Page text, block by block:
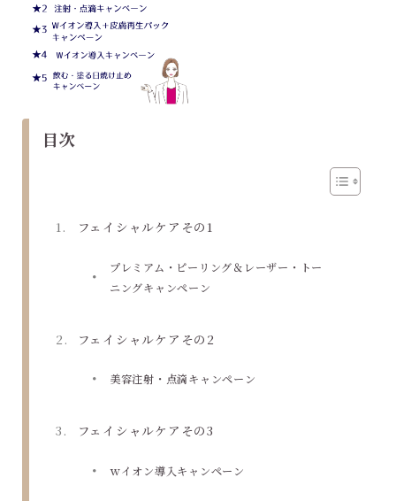
目次
フェイシャルケアその1
プレミアム・ピーリング＆レーザー・トー
ニングキャンペーン
フェイシャルケアその2
美容注射・点滴キャンペーン
フェイシャルケアその3
ｗイオン導入キャンペーン